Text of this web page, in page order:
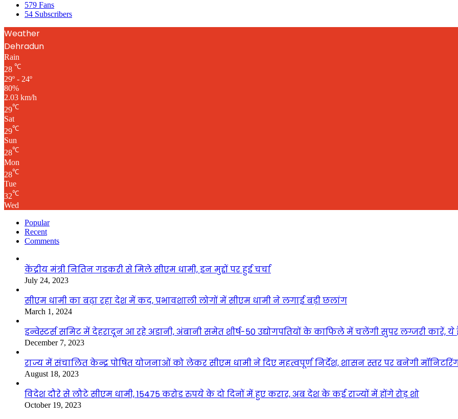
579 Fans
54 Subscribers
Weather
Dehradun
Rain
28 ℃
29º - 24º
80%
2.03 km/h
29℃
Sat
29℃
Sun
28℃
Mon
28℃
Tue
32℃
Wed
Popular
Recent
Comments
केंद्रीय मंत्री नितिन गडकरी से मिले सीएम धामी, इन मुद्दों पर हुई चर्चा
July 24, 2023
सीएम धामी का बढ़ा रहा देश में कद, प्रभावशाली लोगों में सीएम धामी ने लगाई बड़ी छलांग
March 1, 2024
इन्वेस्टर्स समिट में देहरादून आ रहे अडानी, अंबानी समेत शीर्ष-50 उद्योगपतियों के काफिले में चलेंगी सुपर लग्जरी कारें, ये
December 7, 2023
राज्य में संचालित केन्द्र पोषित योजनाओं को लेकर सीएम धामी ने दिए महत्वपूर्ण निर्देश, शासन स्तर पर बनेगी
August 18, 2023
विदेश दौरे से लौटे सीएम धामी, 15475 करोड रुपये के दो दिनों में हुए करार, अब देश के कई राज्यों में होंगे रोड़ शो
October 19, 2023